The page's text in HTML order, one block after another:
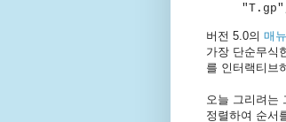
버전 5.0의 매
가장 단순무식
를 인터랙티브
오늘 그리려는
정렬하여 순서